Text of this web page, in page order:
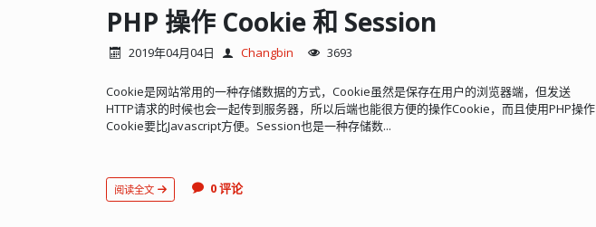
PHP 操作 Cookie 和 Session
2019年04月04日 Changbin 3693
Cookie是网站常用的一种存储数据的方式，Cookie虽然是保存在用户的浏览器端，但发送
HTTP请求的时候也会一起传到服务器，所以后端也能很方便的操作Cookie，而且使用PHP操作
Cookie要比Javascript方便。Session也是一种存储数...
阅读全文 0 评论